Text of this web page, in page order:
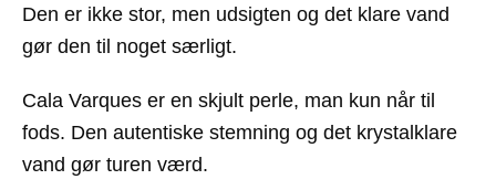
Den er ikke stor, men udsigten og det klare vand
gør den til noget særligt.
Cala Varques er en skjult perle, man kun når til
fods. Den autentiske stemning og det krystalklare
vand gør turen værd.